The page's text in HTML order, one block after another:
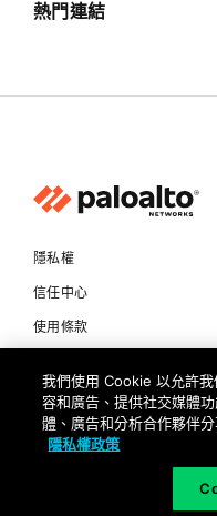
熱門連結
隱私權
信任中心
使用條款
Copyright © 2026 Palo
我們使用 Cookie 以允許
容和廣告、提供社交媒體
體、廣告和分析合作夥伴
隱私權政策